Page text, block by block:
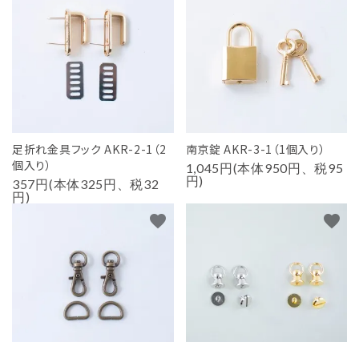
足折れ金具フック AKR-2-1（2
個入り）
357円(本体325円、税32
円)
南京錠 AKR-3-1（1個入り）
1,045円(本体950円、税95
円)
favorite favorite